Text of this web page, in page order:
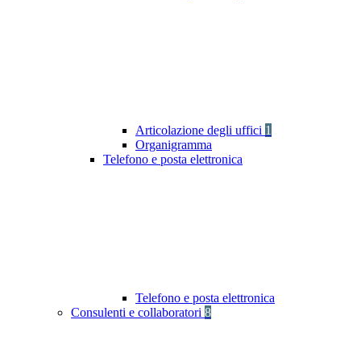
Articolazione degli uffici 1
Organigramma
Telefono e posta elettronica
Telefono e posta elettronica
Consulenti e collaboratori 8